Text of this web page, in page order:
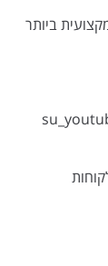
ביותר